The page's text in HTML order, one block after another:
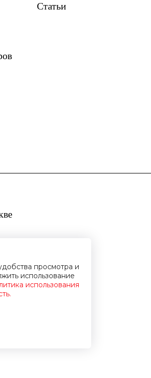
Статьи
просмотра и
использование
использования